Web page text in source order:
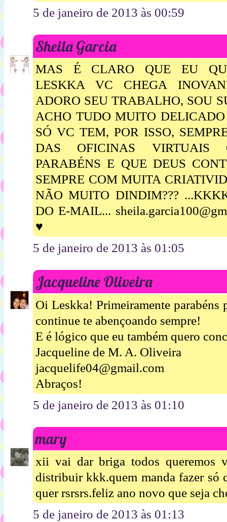
5 de janeiro de 2013 às 00:59
Sheila Garcia
MAS É CLARO QUE EU
LESKKA VC CHEGA
ADORO SEU TRABALHO, SOU
ACHO TUDO MUITO
SÓ VC TEM, POR ISSO,
DAS OFICINAS VIRTUAIS
PARABÉNS E QUE DEUS
SEMPRE COM MUITA
NÃO MUITO DINDIM???
DO E-MAIL...
♥
5 de janeiro de 2013 às 01:05
Jacqueline Oliveira
Oi Leskka! Primeiramente parabéns
continue te abençoando sempre!
E é lógico que eu também quero
Jacqueline de M. A. Oliveira
jacquelife04@gmail.com
Abraços!
5 de janeiro de 2013 às 01:10
mary
xii vai dar briga todos queremos
distribuir kkk.quem manda fazer só
quer rsrsrs.feliz ano novo que seja
5 de janeiro de 2013 às 01:13